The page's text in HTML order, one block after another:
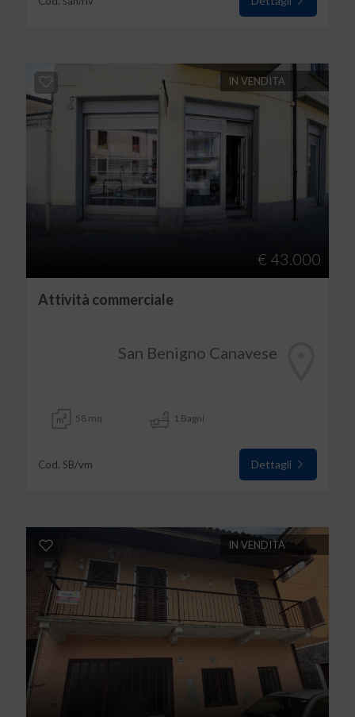
IN VENDITA
€ 43.000
Attività commerciale
San Benigno Canavese
58 mq 1 Bagni
Cod. SB/vm Dettagli
IN VENDITA